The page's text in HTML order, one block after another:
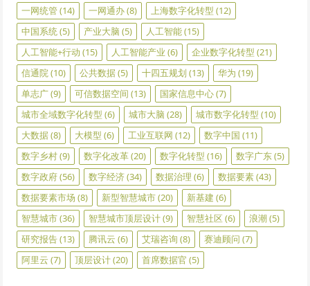
一网统管(14) 一网通办(8) 上海数字化转型 (12)
中国系统(5) 产业大脑 (5) 人工智能(15)
人工智能+行动 (15) 人工智能产业 (6) 企业数字化转型 (21)
信通院(10) 公共数据(5) 十四五规划 (13) 华为 (19)
单志广(9) 可信数据空间 (13) 国家信息中心(7)
城市全域数字化转型 (6) 城市大脑 (28) 城市数字化转型 (10)
大数据(8) 大模型 (6) 工业互联网 (12) 数字中国 (11)
数字乡村(9) 数字化改革(20) 数字化转型 (16) 数字广东(5)
数字政府(56) 数字经济(34) 数据治理 (6) 数据要素(43)
数据要素市场 (8) 新型智慧城市(20) 新基建 (6)
智慧城市(36) 智慧城市顶层设计(9) 智慧社区 (6) 浪潮(5)
研究报告(13) 腾讯云 (6) 艾瑞咨询 (8) 赛迪顾问 (7)
阿里云 (7) 顶层设计(20) 首席数据官 (5)